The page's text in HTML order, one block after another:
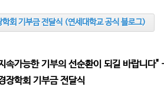
회 기부금 전달식 (연세대학교 공식 블로그)
속가능한 기부의 선순환이 되길 바랍니다"
장학회 기부금 전달식